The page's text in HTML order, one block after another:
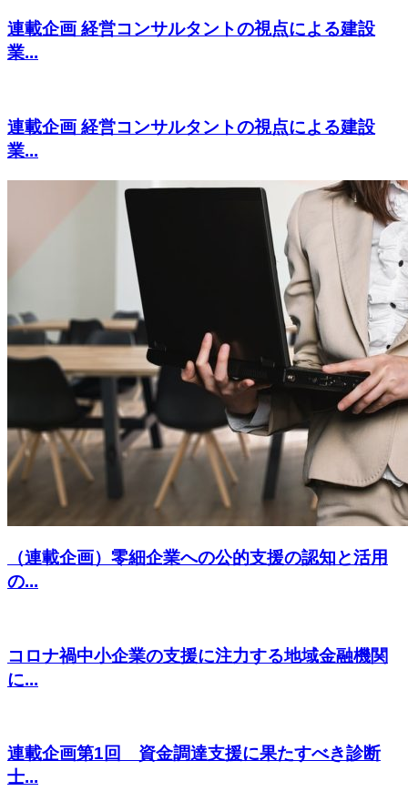
連載企画 経営コンサルタントの視点による建設
業...
連載企画 経営コンサルタントの視点による建設
業...
（連載企画）零細企業への公的支援の認知と活用
の...
コロナ禍中小企業の支援に注力する地域金融機関
に...
連載企画第1回 資金調達支援に果たすべき診断
士...